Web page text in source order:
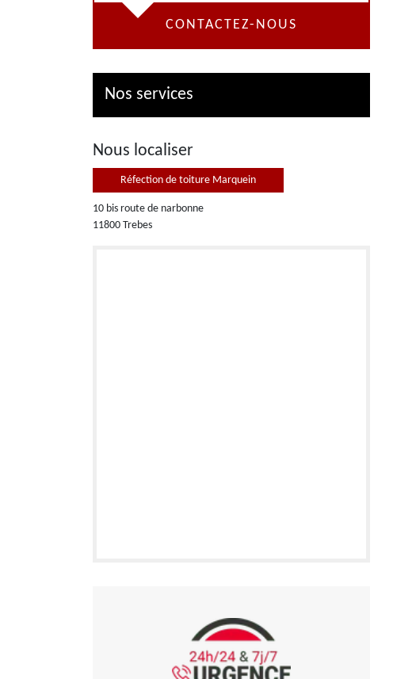
CONTACTEZ-NOUS
Nos services
Nous localiser
Réfection de toiture Marquein
10 bis route de narbonne
11800 Trebes